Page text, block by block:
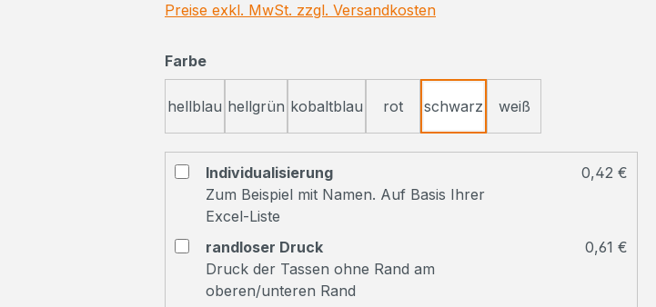
Preise exkl. MwSt. zzgl. Versandkosten
Farbeauswählen
hellblau hellgrün kobaltblau rot schwarz weiß
Individualisierung
Zum Beispiel mit Namen. Auf Basis Ihrer
Excel-Liste
0,42 €
randloser Druck
Druck der Tassen ohne Rand am
oberen/unteren Rand
0,61 €